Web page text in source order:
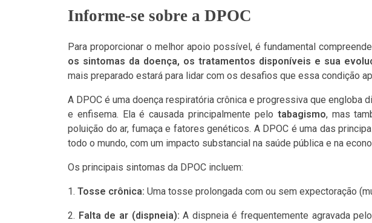
Informe-se sobre a DPOC
Para proporcionar o melhor apoio possível, é fundamental
os sintomas da doença, os tratamentos disponíveis e sua
mais preparado estará para lidar com os desafios que essa condição
A DPOC é uma doença respiratória crônica e progressiva que engloba
e enfisema. Ela é causada principalmente pelo tabagismo, mas
poluição do ar, fumaça e fatores genéticos. A DPOC é uma das
todo o mundo, com um impacto substancial na saúde pública e na
Os principais sintomas da DPOC incluem:
Tosse crônica: Uma tosse prolongada com ou sem expectoração
Falta de ar (dispneia): A dispneia é frequentemente agravada